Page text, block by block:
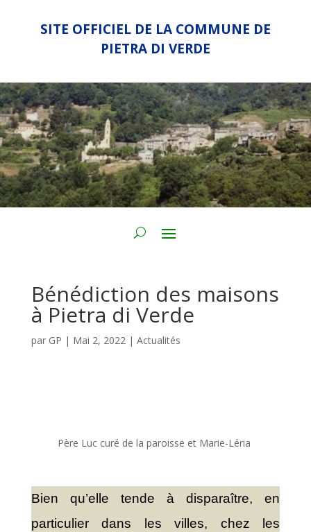
SITE OFFICIEL DE LA COMMUNE DE
PIETRA DI VERDE
Bénédiction des maisons
à Pietra di Verde
par GP | Mai 2, 2022| Actualités
Père Luc curé de la paroisse et Marie-Léria
Bien qu’elle tende à disparaître, en
particulier dans les villes, chez les